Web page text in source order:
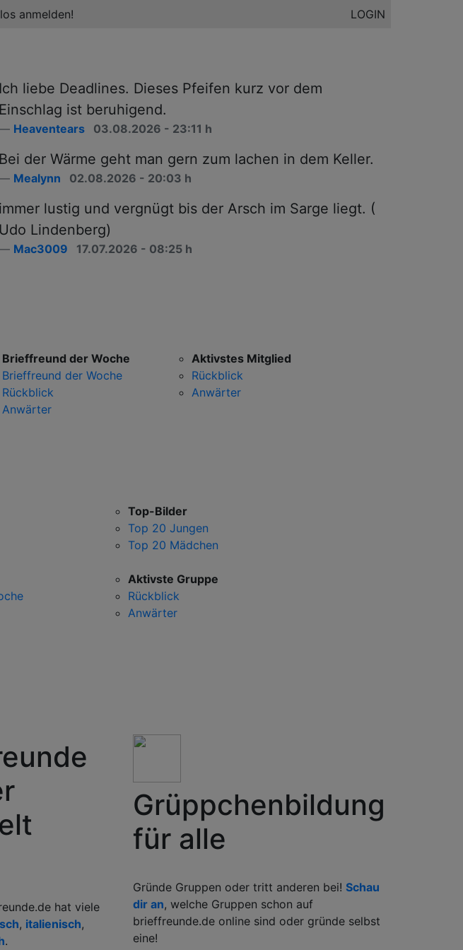
anmelden! LOGIN
Ich liebe Deadlines. Dieses Pfeifen kurz vor dem
Einschlag ist beruhigend.
Heaventears 03.08.2026 - 23:11 h
Bei der Wärme geht man gern zum lachen in dem Keller.
Mealynn 02.08.2026 - 20:03 h
immer lustig und vergnügt bis der Arsch im Sarge liegt. (
Udo Lindenberg)
Mac3009 17.07.2026 - 08:25 h
Brieffreund der Woche
Brieffreund der Woche
Rückblick
Anwärter
Aktivstes Mitglied
Rückblick
Anwärter
Top-Bilder
Top 20 Jungen
Top 20 Mädchen
Aktivste Gruppe
Rückblick
Anwärter
hat viele
, italienisch,
.
Grüppchenbildung
für alle
Gründe Gruppen oder tritt anderen bei! Schau
dir an, welche Gruppen schon auf
brieffreunde.de online sind oder gründe selbst
eine!